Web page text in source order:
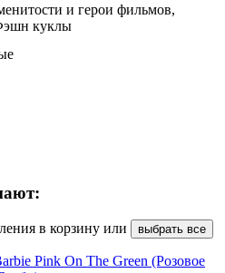
и герои фильмов,
куклы
в корзину или выбрать все